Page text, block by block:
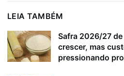
LEIA TAMBÉM
Safra 2026/27
crescer, mas
pressionando